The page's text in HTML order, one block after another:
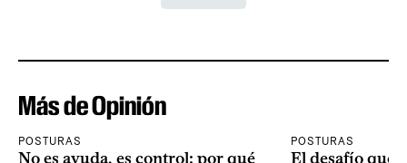
Más de Opinión
POSTURAS
No es ayuda, es control: por qué
POSTURAS
El desafío que